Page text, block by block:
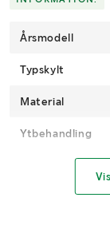
Årsmodell
Typskylt
Material
Ytbehandling
MÅTT OCH VIKT: